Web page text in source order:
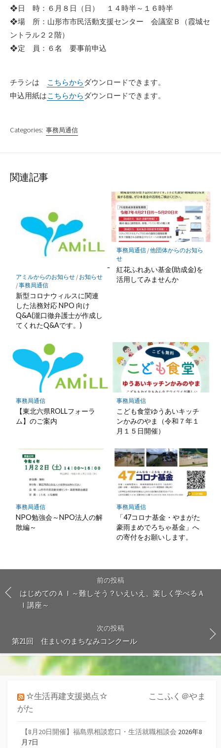
❖日 時：６月８日（日） １４時半～１６時半
❖場 所：山形市市民活動支援センター 会議室Ｂ（霞城セ
ントラル２２階）
❖定 員：６名 要事前申込
チラシは こちらから ダウンロードできます。
申込用紙はこちらから ダウンロードできます。
Categories: 事務局通信
関連記事
アミルからのお知らせ/ お知らせ
/事務局通信
新型コロナウィルスに関連
した法務対応 NPO 向け
Q&A(瀧口徹弁護士が作成し
てくれたQ&Aです。)
事務局通信/他団体からのお知ら
せ
紅花ふれあい基金(助成金)を
活用してみませんか
事務局通信
【東北六県ROLLフォーラ
ム】のご案内
事務局通信
こども食堂ゆうあいキッチ
ンかみのやま（令和７年１
月１５日開催）
事務局通信
NPO勉強会～NPO法人の解
散編～
事務局通信
「47コロナ基金・やまがた
豪雨まめでろちゃ基金」へ
の寄付をお願いします。
前の投稿
はじめてのＡＩ～難しそう？いえいえ、楽しく学べるＡ
Ｉ講座～
次の投稿
第21回 住まいのまちなみコンクール
☆生活再建支援拠点☆ ここふく＠やま
がた
【8月20日開催】福島県相談窓口・生活就職相談会 2026年8
月7日